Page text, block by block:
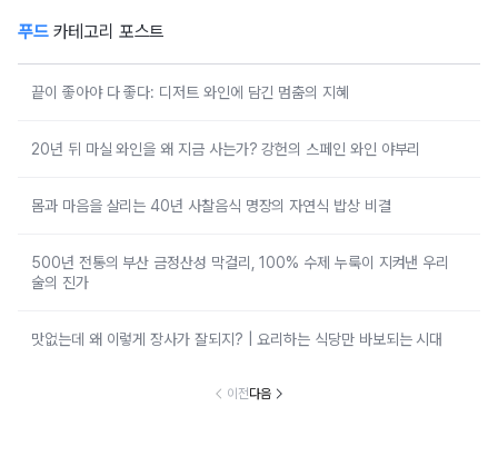
푸드카테고리 포스트
끝이 좋아야 다 좋다: 디저트 와인에 담긴 멈춤의 지혜
20년 뒤 마실 와인을 왜 지금 사는가? 강헌의 스페인 와인 야부리
몸과 마음을 살리는 40년 사찰음식 명장의 자연식 밥상 비결
500년 전통의 부산 금정산성 막걸리, 100% 수제 누룩이 지켜낸 우리
술의 진가
맛없는데 왜 이렇게 장사가 잘되지? | 요리하는 식당만 바보되는 시대
이전다음